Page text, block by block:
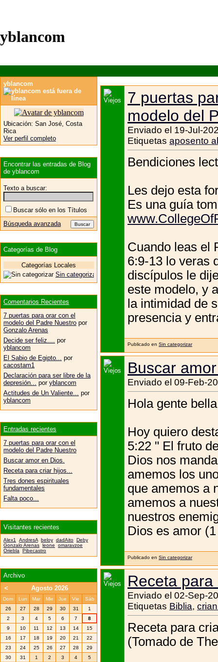
yblancom
7 puertas
modelo del
Enviado el 19-Jul-
Etiquetas aposento
Bendiciones
Les dejo esta
Es una guía
Cuando leas el
6:9-13 lo veras
discípulos le
este modelo, y
la intimidad de
presencia y
Publicado en Sin categorizar
Buscar
Enviado el 09-Feb-
Hola gente
Hoy quiero
5:22 " El fruto
Dios nos
amemos los
que amemos a
amemos a
nuestros
Dios es amor
Publicado en Sin categorizar
Receta
Enviado el 02-Sep-
Etiquetas Biblia,
Receta para
(Tomado de
yblancom
Ubicación: San José, Costa
Rica
Ver perfil completo
Encontrar las entradas de Blog
de yblancom
Texto a buscar:
Buscar sólo en los Títulos
Búsqueda avanzada
Categorías de Blog
Categorías Locales
Sin categorizar
Comentarios Recientes
7 puertas para orar con el
modelo del Padre Nuestro por
Gonzalo Arenas
Decide ser feliz....
por
yblancom
El Sabio de Egipto...
por
cacostam1
Declaración para ser libre de la
depresión...
por yblancom
Actitudes de Un Valiente...
por
yblancom
Entradas recientes
7 puertas para orar con el
modelo del Padre Nuestro
Buscar amor en Dios.
Receta para criar hijos...
Tres dones espirituales
fundamentales
Falta poco...
Visitantes recientes
Alex1 AndresA beloy dadAito Deby
Gonzalo Arenas leone
omaravzoe
Oriebla
Pibecastro
Archivo
<
Agosto 2026
Dom Lun Mar Mie Jue Vie
Sáb
26
27 28 29 30 31
1
2
3 4 5 6 7
8
9
10 11 12 13 14
15
16
17 18 19 20 21
22
23
24 25 26 27 28
29
30
31 1 2 3 4 5